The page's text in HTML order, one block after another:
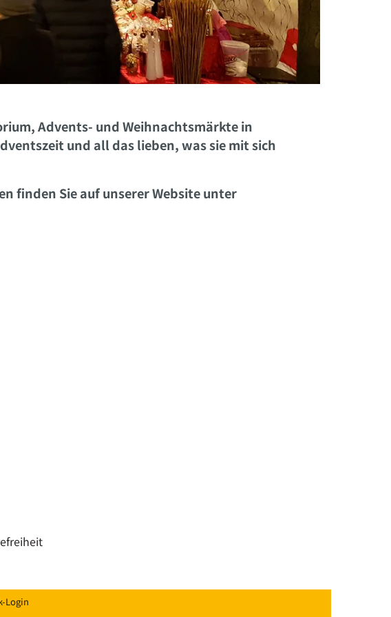
Advents- und Weihnachtsmärkte in
und all das lieben, was sie mit sich
finden Sie auf unserer Website unter
Login